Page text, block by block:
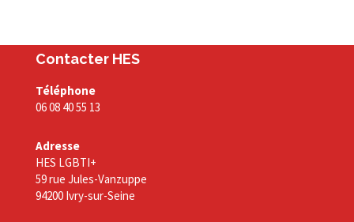
Contacter HES
Téléphone
06 08 40 55 13
Adresse
HES LGBTI+
59 rue Jules-Vanzuppe
94200 Ivry-sur-Seine